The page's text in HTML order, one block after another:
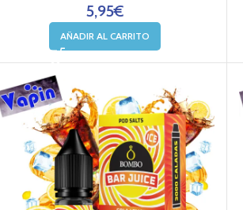
5,95€
AÑADIR AL CARRITO